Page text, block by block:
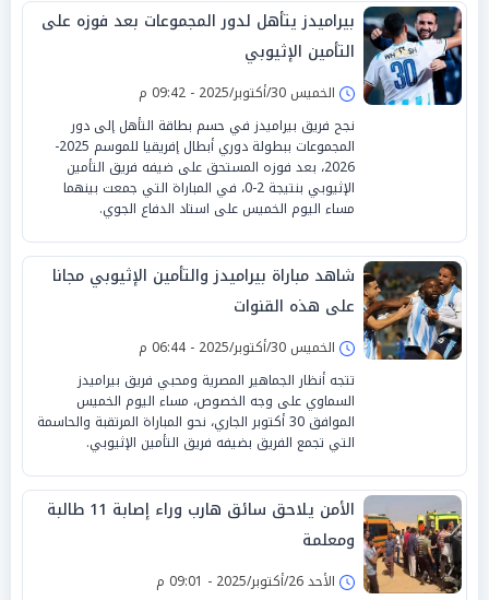
بيراميدز يتأهل لدور المجموعات بعد فوزه على
التأمين الإثيوبي
الخميس 30/أكتوبر/2025 - 09:42 م
نجح فريق بيراميدز في حسم بطاقة التأهل إلى دور
المجموعات ببطولة دوري أبطال إفريقيا للموسم 2025-
2026، بعد فوزه المستحق على ضيفه فريق التأمين
الإثيوبي بنتيجة 2-0، في المباراة التي جمعت بينهما
مساء اليوم الخميس على استاد الدفاع الجوي.
شاهد مباراة بيراميدز والتأمين الإثيوبي مجانا
على هذه القنوات
الخميس 30/أكتوبر/2025 - 06:44 م
تتجه أنظار الجماهير المصرية ومحبي فريق بيراميدز
السماوي على وجه الخصوص، مساء اليوم الخميس
الموافق 30 أكتوبر الجاري، نحو المباراة المرتقبة والحاسمة
التي تجمع الفريق بضيفه فريق التأمين الإثيوبي.
الأمن يلاحق سائق هارب وراء إصابة 11 طالبة
ومعلمة
الأحد 26/أكتوبر/2025 - 09:01 م